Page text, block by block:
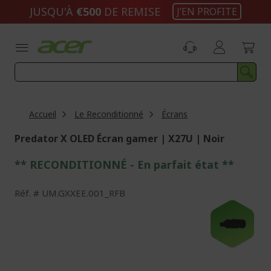
JUSQU'À €500 DE REMISE J’EN PROFITE
Accueil Le Reconditionné Écrans
Predator X OLED Écran gamer | X27U | Noir
** RECONDITIONNÉ - En parfait état **
Réf. UM.GXXEE.001_RFB
-€150